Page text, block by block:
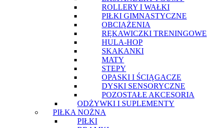
ROLLERY I WAŁKI
PIŁKI GIMNASTYCZNE
OBCIĄŻENIA
RĘKAWICZKI TRENINGOWE
HULA-HOP
SKAKANKI
MATY
STEPY
OPASKI I ŚCIĄGACZE
DYSKI SENSORYCZNE
POZOSTAŁE AKCESORIA
ODŻYWKI I SUPLEMENTY
PIŁKA NOŻNA
PIŁKI